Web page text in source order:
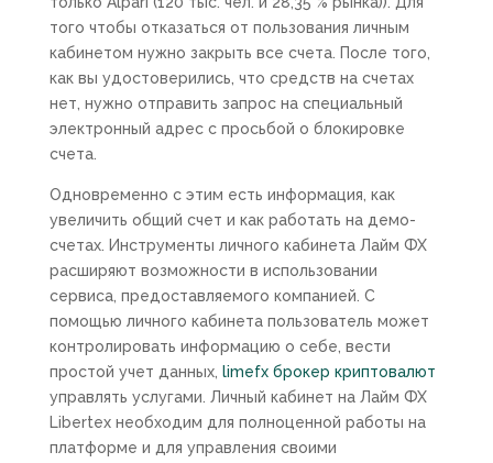
того чтобы отказаться от пользования личным
кабинетом нужно закрыть все счета. После того,
как вы удостоверились, что средств на счетах
нет, нужно отправить запрос на специальный
электронный адрес с просьбой о блокировке
счета.
Одновременно с этим есть информация, как
увеличить общий счет и как работать на демо-
счетах. Инструменты личного кабинета Лайм ФХ
расширяют возможности в использовании
сервиса, предоставляемого компанией. С
помощью личного кабинета пользователь может
контролировать информацию о себе, вести
простой учет данных, limefx брокер криптовалют
управлять услугами. Личный кабинет на Лайм ФХ
Libertex необходим для полноценной работы на
платформе и для управления своими